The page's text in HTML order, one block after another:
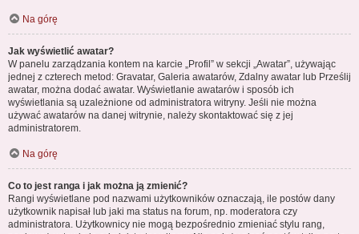
Na górę
Jak wyświetlić awatar?
W panelu zarządzania kontem na karcie „Profil” w sekcji „Awatar”, używając
jednej z czterech metod: Gravatar, Galeria awatarów, Zdalny awatar lub Prześlij
awatar, można dodać awatar. Wyświetlanie awatarów i sposób ich
wyświetlania są uzależnione od administratora witryny. Jeśli nie można
używać awatarów na danej witrynie, należy skontaktować się z jej
administratorem.
Na górę
Co to jest ranga i jak można ją zmienić?
Rangi wyświetlane pod nazwami użytkowników oznaczają, ile postów dany
użytkownik napisał lub jaki ma status na forum, np. moderatora czy
administratora. Użytkownicy nie mogą bezpośrednio zmieniać stylu rang,